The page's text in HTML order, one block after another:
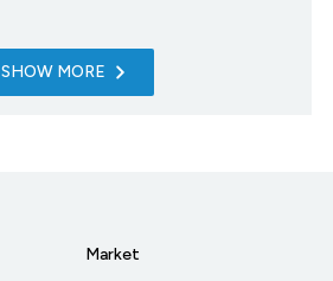
SHOW MORE
Market